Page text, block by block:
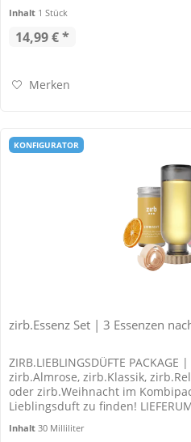
Inhalt 1 Stück
14,99 € *
Merken
KONFIGURATOR
zirb.Essenz Set | 3 Essenzen
ZIRB.LIEBLINGSDÜFTE
zirb.Almrose, zirb.Klassik,
oder zirb.Weihnacht im
Lieblingsduft zu finden!
Inhalt 30 Milliliter